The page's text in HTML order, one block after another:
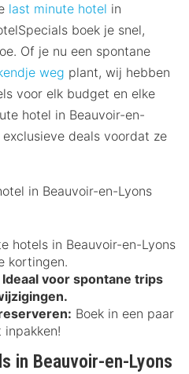
last minute hotel in
boek je snel,
Of je nu een spontane
weg plant, wij hebben
voor elk budget en elke
hotel in Beauvoir-en-
deals voordat ze
in Beauvoir-en-Lyons
hotels in Beauvoir-en-Lyons
kortingen.
Ideaal voor spontane trips
Boek in een paar
inpakken!
in Beauvoir-en-Lyons